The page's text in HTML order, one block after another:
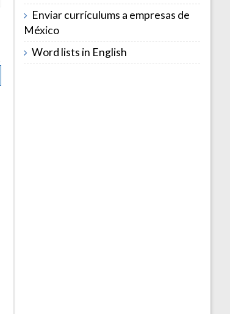
Enviar currículums a empresas de
México
Word lists in English